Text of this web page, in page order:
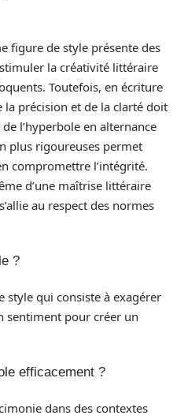
figure de style présente des
la créativité littéraire
Toutefois, en écriture
la précision et de la clarté doit
l’hyperbole en alternance
plus rigoureuses permet
compromettre l’intégrité.
d’une maîtrise littéraire
au respect des normes
?
style qui consiste à exagérer
sentiment pour créer un
efficacement ?
dans des contextes